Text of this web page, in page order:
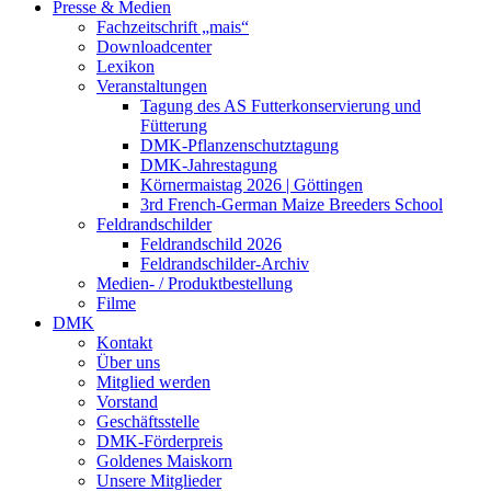
Presse & Medien
Fachzeitschrift „mais“
Downloadcenter
Lexikon
Veranstaltungen
Tagung des AS Futterkonservierung und
Fütterung
DMK-Pflanzenschutztagung
DMK-Jahrestagung
Körnermaistag 2026 | Göttingen
3rd French-German Maize Breeders School
Feldrandschilder
Feldrandschild 2026
Feldrandschilder-Archiv
Medien- / Produktbestellung
Filme
DMK
Kontakt
Über uns
Mitglied werden
Vorstand
Geschäftsstelle
DMK-Förderpreis
Goldenes Maiskorn
Unsere Mitglieder